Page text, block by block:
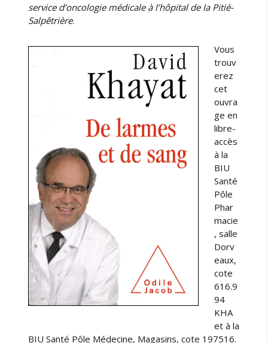
service d’oncologie médicale à l’hôpital de la Pitié-
Salpêtrière.
Vous
trouv
erez
cet
ouvra
ge en
libre-
accès
à la
BIU
Santé
Pôle
Phar
macie
, salle
Dorv
eaux,
cote
616.9
94
KHA
et à la
BIU Santé Pôle Médecine, Magasins, cote 197516.